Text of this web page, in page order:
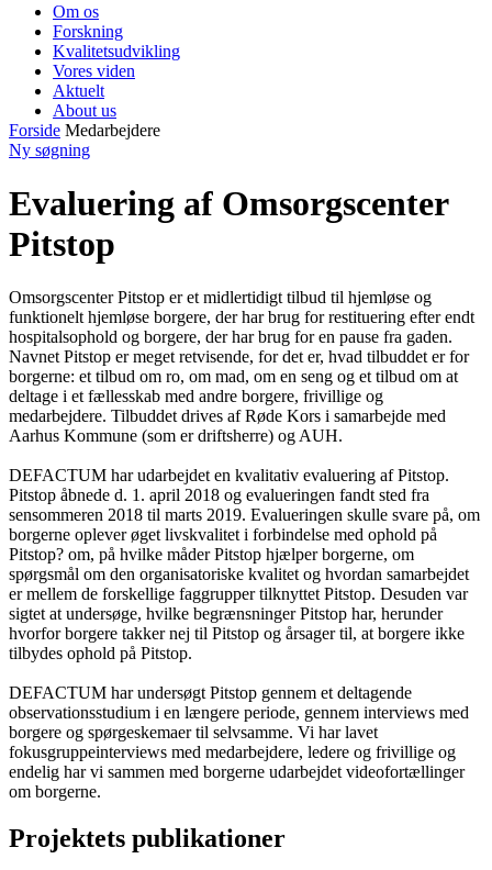
Om os
Forskning
Kvalitetsudvikling
Vores viden
Aktuelt
About us
Forside Medarbejdere
Ny søgning
Evaluering af Omsorgscenter
Pitstop
Omsorgscenter Pitstop er et midlertidigt tilbud til hjemløse og
funktionelt hjemløse borgere, der har brug for restituering efter endt
hospitalsophold og borgere, der har brug for en pause fra gaden.
Navnet Pitstop er meget retvisende, for det er, hvad tilbuddet er for
borgerne: et tilbud om ro, om mad, om en seng og et tilbud om at
deltage i et fællesskab med andre borgere, frivillige og
medarbejdere. Tilbuddet drives af Røde Kors i samarbejde med
Aarhus Kommune (som er driftsherre) og AUH.
DEFACTUM har udarbejdet en kvalitativ evaluering af Pitstop.
Pitstop åbnede d. 1. april 2018 og evalueringen fandt sted fra
sensommeren 2018 til marts 2019. Evalueringen skulle svare på, om
borgerne oplever øget livskvalitet i forbindelse med ophold på
Pitstop? om, på hvilke måder Pitstop hjælper borgerne, om
spørgsmål om den organisatoriske kvalitet og hvordan samarbejdet
er mellem de forskellige faggrupper tilknyttet Pitstop. Desuden var
sigtet at undersøge, hvilke begrænsninger Pitstop har, herunder
hvorfor borgere takker nej til Pitstop og årsager til, at borgere ikke
tilbydes ophold på Pitstop.
DEFACTUM har undersøgt Pitstop gennem et deltagende
observationsstudium i en længere periode, gennem interviews med
borgere og spørgeskemaer til selvsamme. Vi har lavet
fokusgruppeinterviews med medarbejdere, ledere og frivillige og
endelig har vi sammen med borgerne udarbejdet videofortællinger
om borgerne.
Projektets publikationer